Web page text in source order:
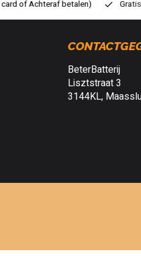
verzenden vanaf € 30,- (NL)
BeterBatterij
Lisztstraat 3
3144KL,